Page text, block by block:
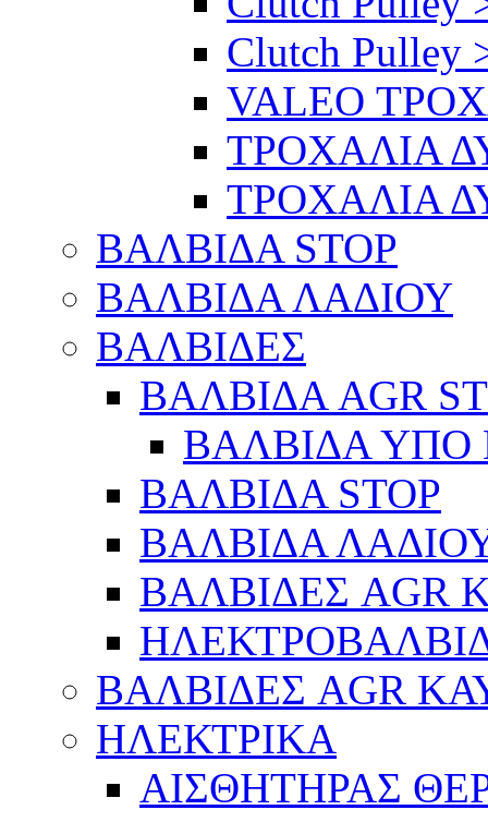
Clutch Pulley
VALEO
ΤΡΟΧΑΛΙΑ
ΤΡΟΧΑΛΙΑ
ΒΑΛΒΙΔΑ STOP
ΒΑΛΒΙΔΑ ΛΑΔΙΟΥ
ΒΑΛΒΙΔΕΣ
ΒΑΛΒΙΔΑ AGR
ΒΑΛΒΙΔΑ ΥΠΟ
ΒΑΛΒΙΔΑ STOP
ΒΑΛΒΙΔΑ
ΒΑΛΒΙΔΕΣ AGR
ΒΑΛΒΙΔΕΣ AGR
ΗΛΕΚΤΡΙΚΑ
ΑΙΣΘΗΤΗΡΑΣ